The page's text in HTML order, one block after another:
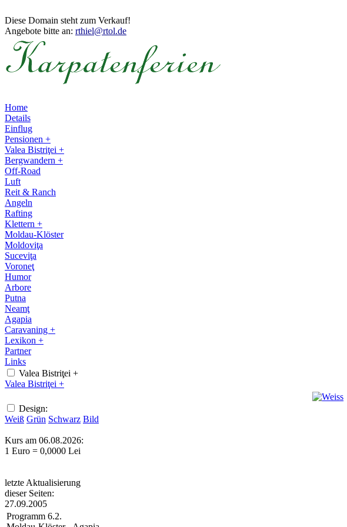
Diese Domain steht zum Verkauf!
Angebote bitte an: rthiel@rtol.de
Home
Details
Einflug
Pensionen +
Valea Bistriţei +
Bergwandern +
Off-Road
Luft
Reit & Ranch
Angeln
Rafting
Klettern +
Moldau-Klöster
Moldoviţa
Suceviţa
Voroneţ
Humor
Arbore
Putna
Neamţ
Agapia
Caravaning +
Lexikon +
Partner
Links
Valea Bistriţei +
Valea Bistriţei +
Design:
Weiß Grün Schwarz Bild
Kurs am 06.08.2026:
1 Euro = 0,0000 Lei
letzte Aktualisierung
dieser Seiten:
27.09.2005
Programm 6.2.